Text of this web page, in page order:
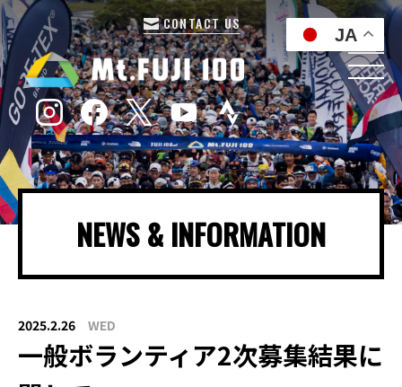
CONTACT US
NEWS & INFORMATION
2025.2.26 WED
一般ボランティア2次募集結果に
JA